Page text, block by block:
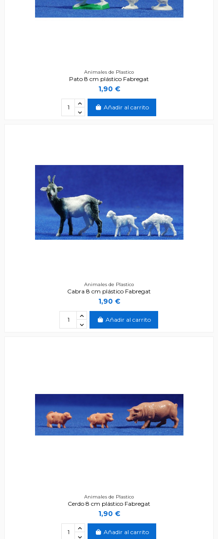
Animales de Plastico
Pato 8 cm plástico Fabregat
1,90 €
Añadir al carrito
Animales de Plastico
Cabra 8 cm plástico Fabregat
1,90 €
Añadir al carrito
Animales de Plastico
Cerdo 8 cm plástico Fabregat
1,90 €
Añadir al carrito